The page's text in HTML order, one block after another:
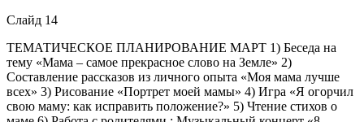
Слайд 14
ТЕМАТИЧЕСКОЕ ПЛАНИРОВАНИЕ МАРТ 1) Беседа на
тему «Мама – самое прекрасное слово на Земле» 2)
Составление рассказов из личного опыта «Моя мама лучше
всех» 3) Рисование «Портрет моей мамы» 4) Игра «Я огорчил
свою маму: как исправить положение?» 5) Чтение стихов о